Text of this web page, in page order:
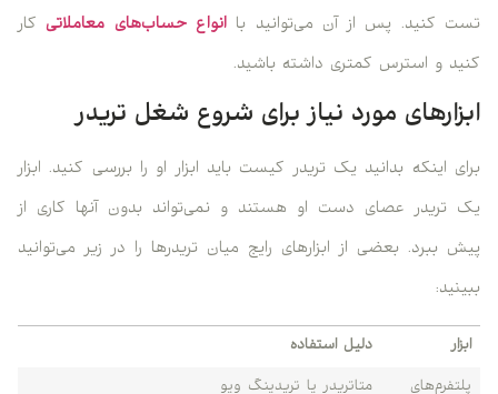
تست کنید. پس از آن می‌توانید باانواع حساب‌‌های معاملاتیکار
کنید و استرس کمتری داشته باشید.
ابزارهای مورد نیاز برای شروع شغل تریدر
برای اینکه بدانید یک تریدر کیست باید ابزار او را بررسی کنید. ابزار
یک تریدر عصای دست او هستند و نمی‌تواند بدون آنها کاری از
پیش ببرد. بعضی از ابزارهای رایج میان تریدرها را در زیر می‌توانید
ببینید:
ابزار دلیل استفاده
پلتفرم‌های متاتریدر یا تریدینگ ویو